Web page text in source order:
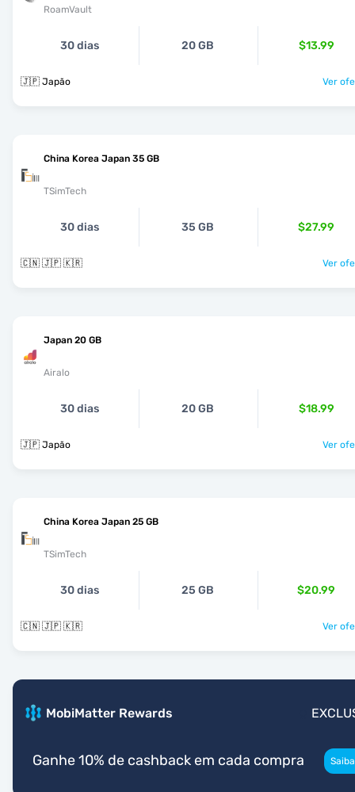
RoamVault
30 dias 20 GB $13.99
🇯🇵 Japão Ver
China Korea Japan 35 GB
TSimTech
30 dias 35 GB $27.99
🇨🇳 🇯🇵 🇰🇷 Ver
Japan 20 GB
Airalo
30 dias 20 GB $18.99
🇯🇵 Japão Ver
China Korea Japan 25 GB
TSimTech
30 dias 25 GB $20.99
🇨🇳 🇯🇵 🇰🇷 Ver
MobiMatter Rewards
Ganhe 10% de cashback em cada compra